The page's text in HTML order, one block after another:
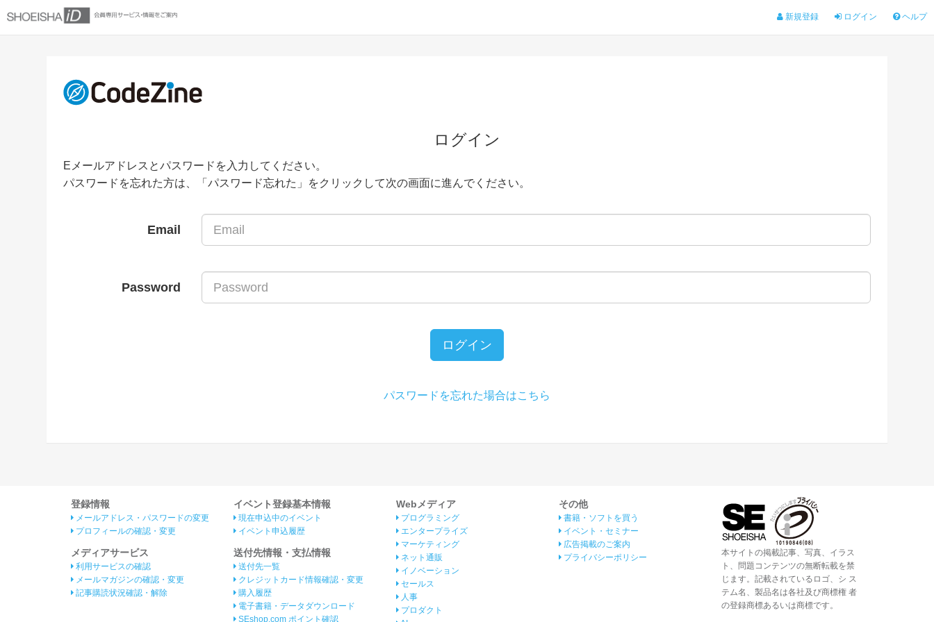
新規登録 ログイン ヘルプ
ログイン
Eメールアドレスとパスワードを入力してください。
パスワードを忘れた方は、「パスワード忘れた」をクリックして次の画面に進んでください。
Email
Password
ログイン
パスワードを忘れた場合はこちら
登録情報
メールアドレス・パスワードの変更
プロフィールの確認・変更
メディアサービス
利用サービスの確認
メールマガジンの確認・変更
記事購読状況確認・解除
イベント登録基本情報
現在申込中のイベント
イベント申込履歴
送付先情報・支払情報
送付先一覧
クレジットカード情報確認・変更
購入履歴
電子書籍・データダウンロード
SEshop.com ポイント確認
Webメディア
プログラミング
エンタープライズ
マーケティング
ネット通販
イノベーション
セールス
人事
プロダクト
その他
書籍・ソフトを買う
イベント・セミナー
広告掲載のご案内
プライバシーポリシー
本サイトの掲載記事、写真、イラス
ト、問題コンテンツの無断転載を禁
じます。記載されているロゴ、シ ス
テム名、製品名は各社及び商標権 者
の登録商標あるいは商標です。